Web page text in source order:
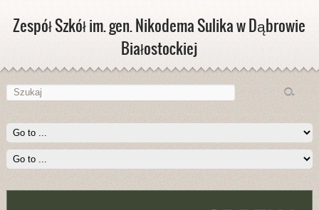
Zespół Szkół im. gen. Nikodema Sulika w Dąbrowie
Białostockiej